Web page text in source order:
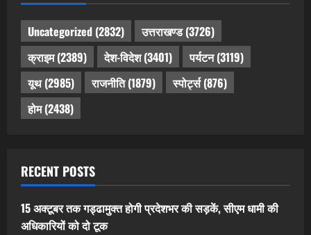
Uncategorized (2832) उत्तराखण्ड(3726)
क्राइम(2389) देश-विदेश(3401) पर्यटन(3119)
यूथ(2985) राजनीति(1879) स्पोर्ट्स(876)
होम(2438)
RECENT POSTS
15 अक्टूबर तक गड्ढामुक्त होगी प्रदेशभर की सड़कें, सीएम धामी की
अधिकारियों को दो टूक